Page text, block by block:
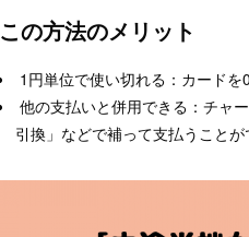
この方法のメリット
1円単位で使い切れる：カードを
他の支払いと併用できる：チャ
引換」などで補って支払うことが